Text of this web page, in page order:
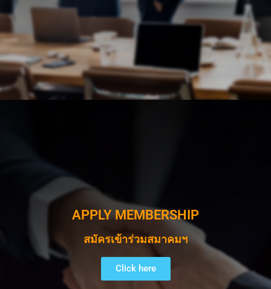
APPLY MEMBERSHIP
สมัครเข้าร่วมสมาคมฯ
Click here